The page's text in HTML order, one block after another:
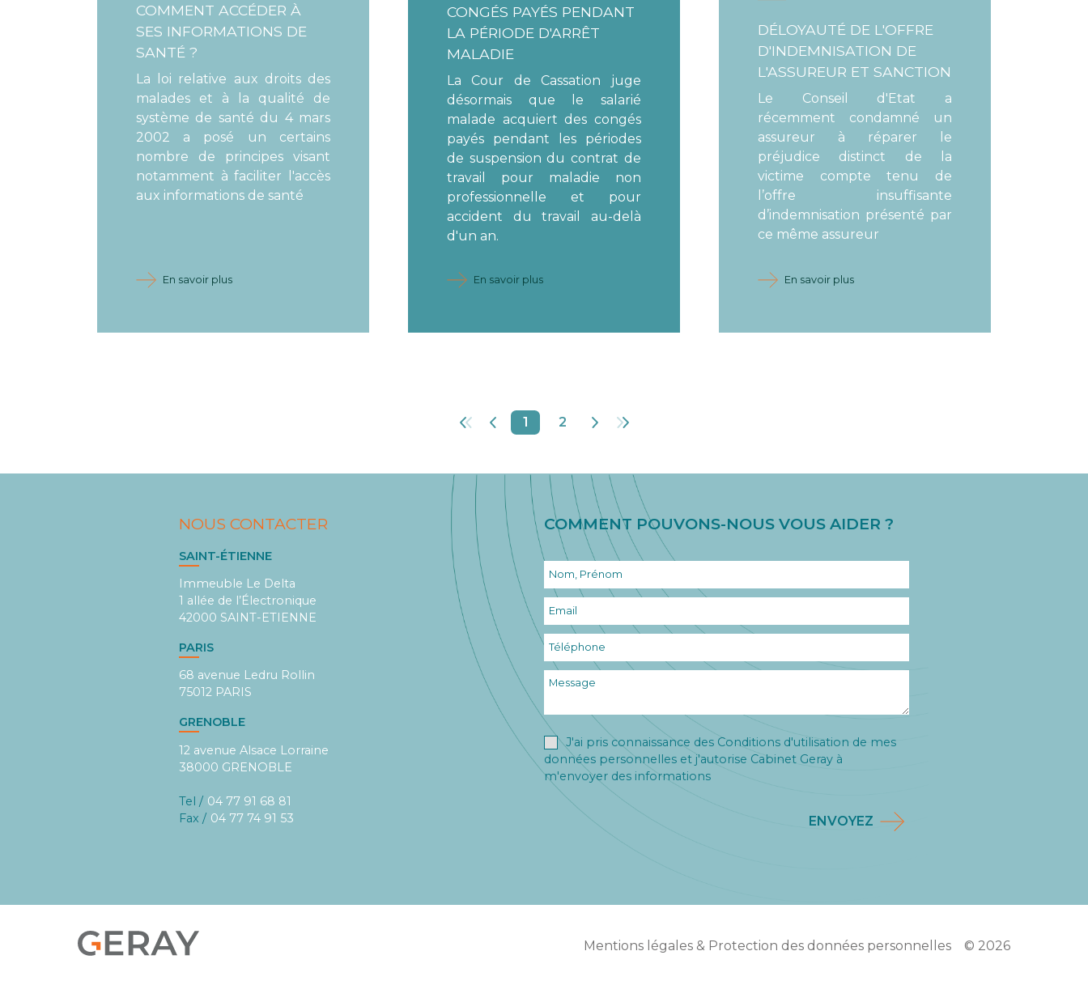
COMMENT ACCÉDER À
SES INFORMATIONS DE
SANTÉ ?
La loi relative aux droits des
malades et à la qualité de
système de santé du 4 mars
2002 a posé un certains
nombre de principes visant
notamment à faciliter l'accès
aux informations de santé
En savoir plus
CONGÉS PAYÉS PENDANT
LA PÉRIODE D'ARRÊT
MALADIE
La Cour de Cassation juge
désormais que le salarié
malade acquiert des congés
payés pendant les périodes
de suspension du contrat de
travail pour maladie non
professionnelle et pour
accident du travail au-delà
d'un an.
En savoir plus
DÉLOYAUTÉ DE L'OFFRE
D'INDEMNISATION DE
L'ASSUREUR ET SANCTION
Le Conseil d'Etat a
récemment condamné un
assureur à réparer le
préjudice distinct de la
victime compte tenu de
l’offre insuffisante
d’indemnisation présenté par
ce même assureur
En savoir plus
1 2
NOUS CONTACTER
SAINT-ÉTIENNE
Immeuble Le Delta
1 allée de l’Électronique
42000 SAINT-ETIENNE
PARIS
68 avenue Ledru Rollin
75012 PARIS
GRENOBLE
12 avenue Alsace Lorraine
38000 GRENOBLE
Tel / 04 77 91 68 81
Fax / 04 77 74 91 53
COMMENT POUVONS-NOUS VOUS AIDER ?
J'ai pris connaissance des Conditions d'utilisation de mes
données personnelles et j'autorise Cabinet Geray à
m'envoyer des informations
ENVOYEZ
Mentions légales & Protection des données personnelles © 2026